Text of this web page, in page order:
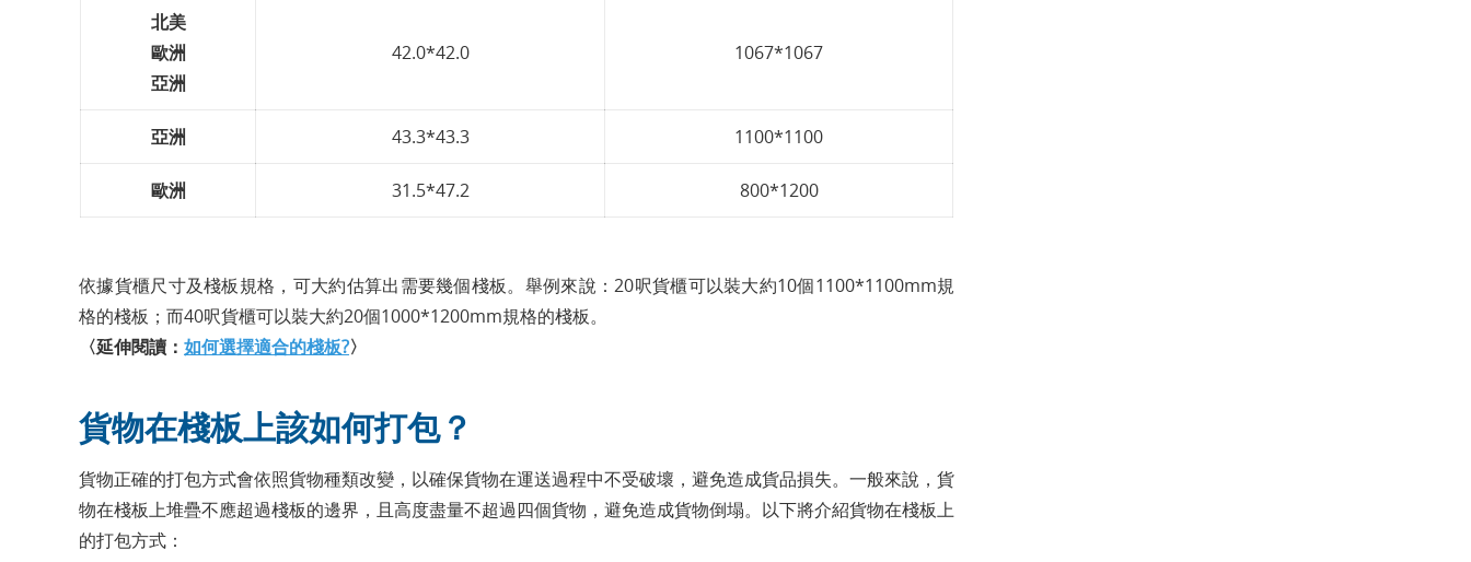
北美
歐洲
亞洲
42.0*42.0 1067*1067
亞洲 43.3*43.3 1100*1100
歐洲 31.5*47.2 800*1200
依據貨櫃尺寸及棧板規格，可大約估算出需要幾個棧板。舉例來說：20呎貨櫃可以裝大約10個1100*1100mm規
格的棧板；而40呎貨櫃可以裝大約20個1000*1200mm規格的棧板。
〈延伸閱讀： 如何選擇適合的棧板?〉
貨物在棧板上該如何打包？
貨物正確的打包方式會依照貨物種類改變，以確保貨物在運送過程中不受破壞，避免造成貨品損失。一般來說，貨
物在棧板上堆疊不應超過棧板的邊界，且高度盡量不超過四個貨物，避免造成貨物倒塌。以下將介紹貨物在棧板上
的打包方式：